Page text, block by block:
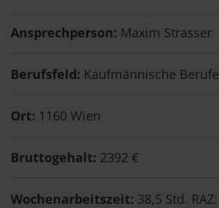
Ansprechperson: Maxim Strasser
Berufsfeld: Kaufmännische
Ort: 1160 Wien
Bruttogehalt: 2392 €
Wochenarbeitszeit: 38,5 Std.
Standorte